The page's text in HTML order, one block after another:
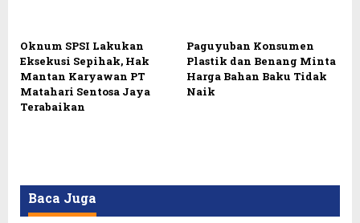
Oknum SPSI Lakukan
Eksekusi Sepihak, Hak
Mantan Karyawan PT
Matahari Sentosa Jaya
Terabaikan
Paguyuban Konsumen
Plastik dan Benang Minta
Harga Bahan Baku Tidak
Naik
Baca Juga